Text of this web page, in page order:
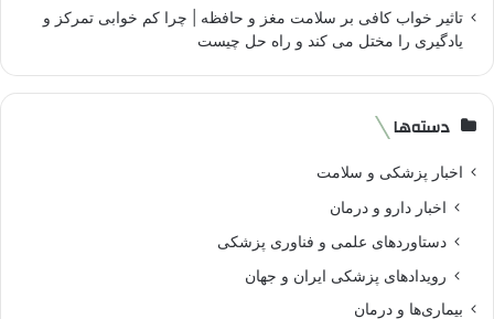
تاثیر خواب کافی بر سلامت مغز و حافظه | چرا کم خوابی تمرکز و
یادگیری را مختل می کند و راه حل چیست
دسته‌ها
اخبار پزشکی و سلامت
اخبار دارو و درمان
دستاوردهای علمی و فناوری پزشکی
رویدادهای پزشکی ایران و جهان
بیماری‌ها و درمان